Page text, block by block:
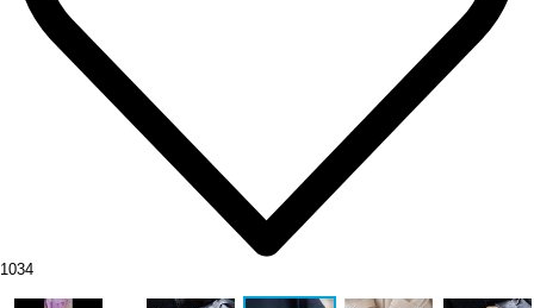
1034